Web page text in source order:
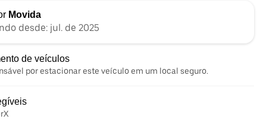
Movida
desde: jul. de 2025
de veículos
por estacionar este veículo em um local seguro.